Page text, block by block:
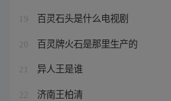
19 百灵石头是什么电视剧
20 百灵牌火石是那里生产的
21 异人王是谁
22 济南王柏清